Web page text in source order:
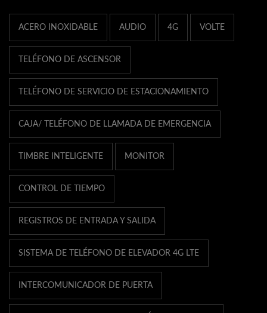
ACERO INOXIDABLE AUDIO 4G VOLTE
TELÉFONO DE ASCENSOR
TELÉFONO DE SERVICIO DE ESTACIONAMIENTO
CAJA/ TELÉFONO DE LLAMADA DE EMERGENCIA
TIMBRE INTELIGENTE MONITOR
CONTROL DE TIEMPO
REGISTROS DE ENTRADA Y SALIDA
SISTEMA DE TELÉFONO DE ELEVADOR 4G LTE
INTERCOMUNICADOR DE PUERTA